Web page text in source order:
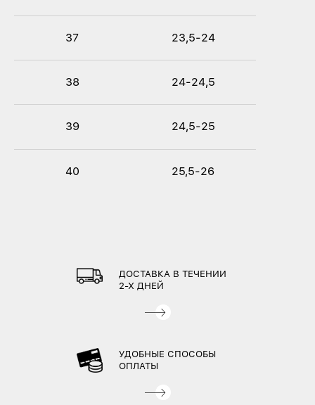
37 23,5-24
38 24-24,5
39 24,5-25
40 25,5-26
ДОСТАВКА В ТЕЧЕНИИ
2-Х ДНЕЙ
УДОБНЫЕ СПОСОБЫ
ОПЛАТЫ